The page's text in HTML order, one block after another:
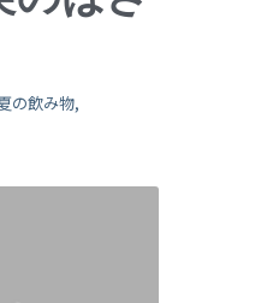
の飲み物,